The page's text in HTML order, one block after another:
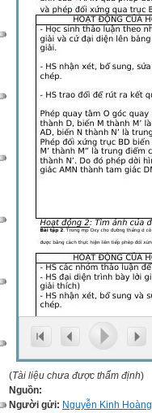
(Tài liệu chưa được thẩm định)
Nguồn:
Người gửi: Nguyễn Kinh Hoàng